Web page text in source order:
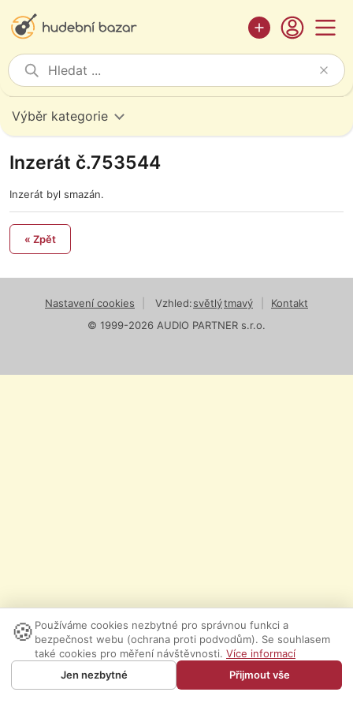
Výběr kategorie
Inzerát č.753544
Inzerát byl smazán.
« Zpět
Nastavení cookies Vzhled:světlýtmavý
Kontakt
© 1999-2026 AUDIO PARTNER s.r.o.
🍪 Používáme cookies nezbytné pro správnou funkci a
bezpečnost webu (ochrana proti podvodům). Se souhlasem
také cookies pro měření návštěvnosti. Více informací
Jen nezbytné
Přijmout vše